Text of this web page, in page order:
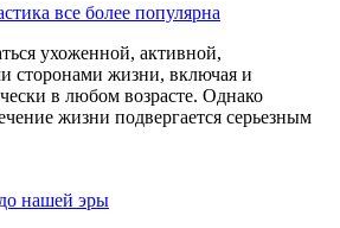
все более популярна
ухоженной, активной,
сторонами жизни, включая и
в любом возрасте. Однако
жизни подвергается серьезным
нашей эры